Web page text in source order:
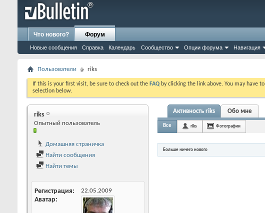
Что нового? Форум
Новые сообщения Справка Календарь Сообщество Опции форума Навигация
Пользователи riks
If this is your first visit, be sure to check out the FAQ by clicking the link above. You may have to
selection below.
riks
Опытный пользователь
Домашняя страничка
Найти сообщения
Найти темы
Регистрация 22.05.2009
Аватар
Активность riks Обо мне
Все riks Фотографии
Больше ничего нового